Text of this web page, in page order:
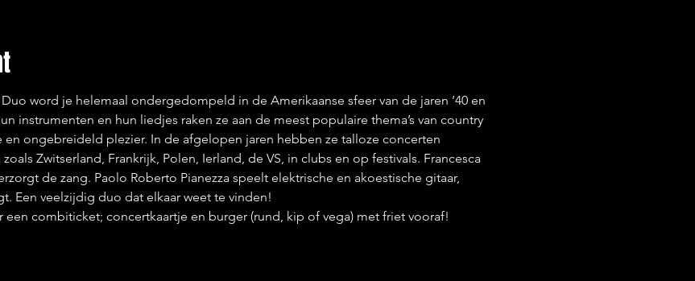
word je helemaal ondergedompeld in de Amerikaanse sfeer van de jaren ’40 en
instrumenten en hun liedjes raken ze aan de meest populaire thema’s van country
en ongebreideld plezier. In de afgelopen jaren hebben ze talloze concerten
Zwitserland, Frankrijk, Polen, Ierland, de VS, in clubs en op festivals. Francesca
de zang. Paolo Roberto Pianezza speelt elektrische en akoestische gitaar,
Een veelzijdig duo dat elkaar weet te vinden!
een combiticket; concertkaartje en burger (rund, kip of vega) met friet vooraf!